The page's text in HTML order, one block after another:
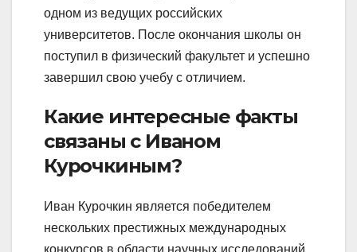
одном из ведущих российских
университетов. После окончания школы он
поступил в физический факультет и успешно
завершил свою учебу с отличием.
Какие интересные факты
связаны с Иваном
Курочкиным?
Иван Курочкин является победителем
нескольких престижных международных